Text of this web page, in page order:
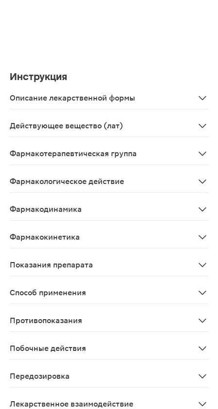
Инструкция
Описание лекарственной формы
Действующее вещество (лат)
Фармакотерапевтическая группа
Фармакологическое действие
Фармакодинамика
Фармакокинетика
Показания препарата
Способ применения
Противопоказания
Побочные действия
Передозировка
Лекарственное взаимодействие